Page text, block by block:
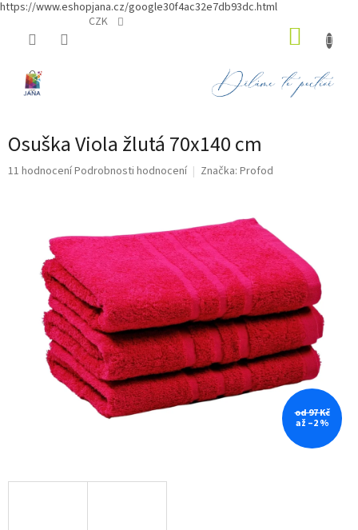
https://www.eshopjana.cz/google30f4ac32e7db93dc.html
CZK
Osuška Viola žlutá 70x140 cm
Průměrné
hvězdiček.
11 hodnoceníPodrobnosti hodnocení Značka: Profod
od 97 Kč
až –2 %